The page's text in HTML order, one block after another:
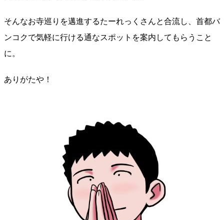
そんなお寺巡りを邁進するたーれっくさんと合流し、首都バ
ンコクで気軽に行ける通なスポットを案内してもらうこと
に。
ありがたや！